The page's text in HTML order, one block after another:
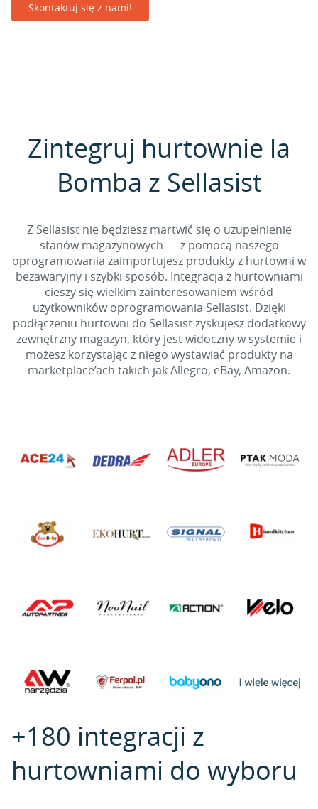
Skontaktuj się z nami!
Zintegruj hurtownie la
Bomba z Sellasist
Z Sellasist nie będziesz martwić się o uzupełnienie
stanów magazynowych — z pomocą naszego
oprogramowania zaimportujesz produkty z hurtowni w
bezawaryjny i szybki sposób. Integracja z hurtowniami
cieszy się wielkim zainteresowaniem wśród
użytkowników oprogramowania Sellasist. Dzięki
podłączeniu hurtowni do Sellasist zyskujesz dodatkowy
zewnętrzny magazyn, który jest widoczny w systemie i
możesz korzystając z niego wystawiać produkty na
marketplace’ach takich jak Allegro, eBay, Amazon.
+180 integracji z
hurtowniami do wyboru